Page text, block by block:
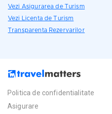
Vezi Asigurarea de Turism
Vezi Licenta de Turism
Transparenta Rezervarilor
Politica de confidentialitate
Asigurare